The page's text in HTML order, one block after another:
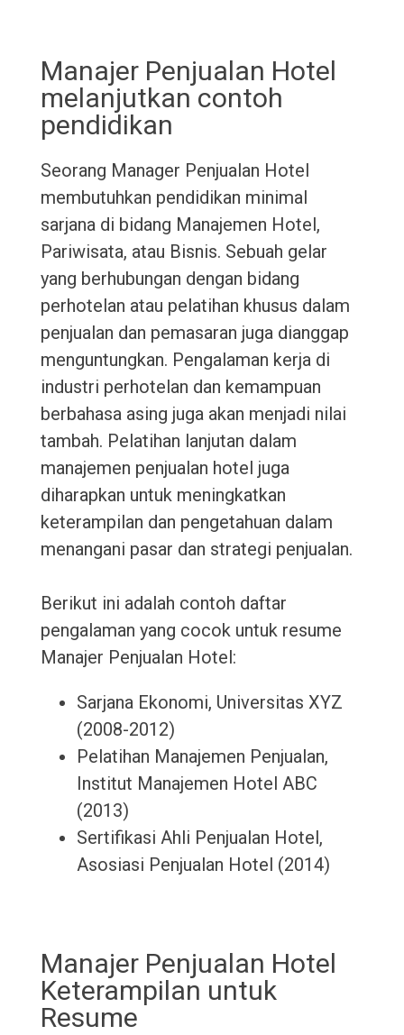
Manajer Penjualan Hotel
melanjutkan contoh
pendidikan
Seorang Manager Penjualan Hotel
membutuhkan pendidikan minimal
sarjana di bidang Manajemen Hotel,
Pariwisata, atau Bisnis. Sebuah gelar
yang berhubungan dengan bidang
perhotelan atau pelatihan khusus dalam
penjualan dan pemasaran juga dianggap
menguntungkan. Pengalaman kerja di
industri perhotelan dan kemampuan
berbahasa asing juga akan menjadi nilai
tambah. Pelatihan lanjutan dalam
manajemen penjualan hotel juga
diharapkan untuk meningkatkan
keterampilan dan pengetahuan dalam
menangani pasar dan strategi penjualan.
Berikut ini adalah contoh daftar
pengalaman yang cocok untuk resume
Manajer Penjualan Hotel:
Sarjana Ekonomi, Universitas XYZ
(2008-2012)
Pelatihan Manajemen Penjualan,
Institut Manajemen Hotel ABC
(2013)
Sertifikasi Ahli Penjualan Hotel,
Asosiasi Penjualan Hotel (2014)
Manajer Penjualan Hotel
Keterampilan untuk
Resume